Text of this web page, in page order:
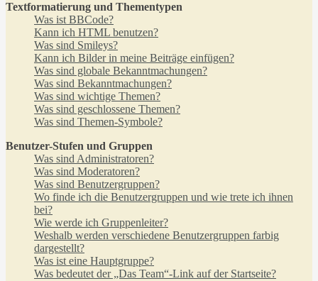
Textformatierung und Thementypen
Was ist BBCode?
Kann ich HTML benutzen?
Was sind Smileys?
Kann ich Bilder in meine Beiträge einfügen?
Was sind globale Bekanntmachungen?
Was sind Bekanntmachungen?
Was sind wichtige Themen?
Was sind geschlossene Themen?
Was sind Themen-Symbole?
Benutzer-Stufen und Gruppen
Was sind Administratoren?
Was sind Moderatoren?
Was sind Benutzergruppen?
Wo finde ich die Benutzergruppen und wie trete ich ihnen
bei?
Wie werde ich Gruppenleiter?
Weshalb werden verschiedene Benutzergruppen farbig
dargestellt?
Was ist eine Hauptgruppe?
Was bedeutet der „Das Team“-Link auf der Startseite?